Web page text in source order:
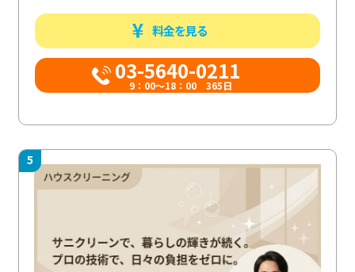
料金を見る
03-5640-0211
9：00～18：00 365日
5